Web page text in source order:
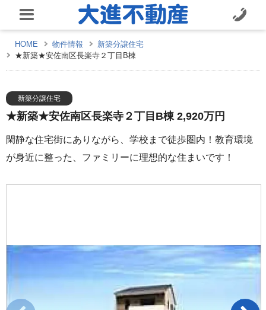
HOME 物件情報
新築分譲住宅
★新築★安佐南区長楽寺２丁目B棟
新築分譲住宅
★新築★安佐南区長楽寺２丁目B棟 2,920万円
閑静な住宅街にありながら、学校まで徒歩圏内！教育環境
が身近に整った、ファミリーに理想的な住まいです！